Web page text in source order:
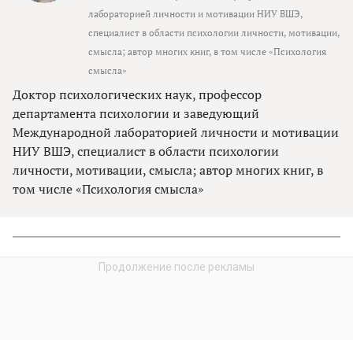
лабораторией личности и мотивации НИУ ВШЭ,
специалист в области психологии личности, мотивации,
смысла; автор многих книг, в том числе «Психология
смысла»
Доктор психологических наук, профессор
департамента психологии и заведующий
Международной лабораторией личности и мотивации
НИУ ВШЭ, специалист в области психологии
личности, мотивации, смысла; автор многих книг, в
том числе «Психология смысла»